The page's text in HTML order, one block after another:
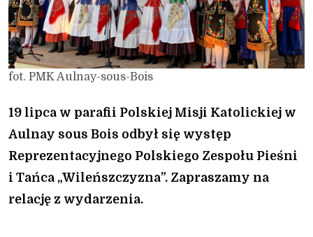
fot. PMK Aulnay-sous-Bois
19 lipca w parafii Polskiej Misji Katolickiej w
Aulnay sous Bois odbył się występ
Reprezentacyjnego Polskiego Zespołu Pieśni
i Tańca „Wileńszczyzna”. Zapraszamy na
relację z wydarzenia.